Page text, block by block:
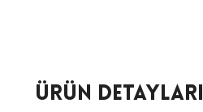
Ürün Detayları